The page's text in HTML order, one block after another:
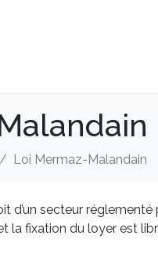
Loi Mermaz-Malandain
d’un secteur
la fixation du loyer est